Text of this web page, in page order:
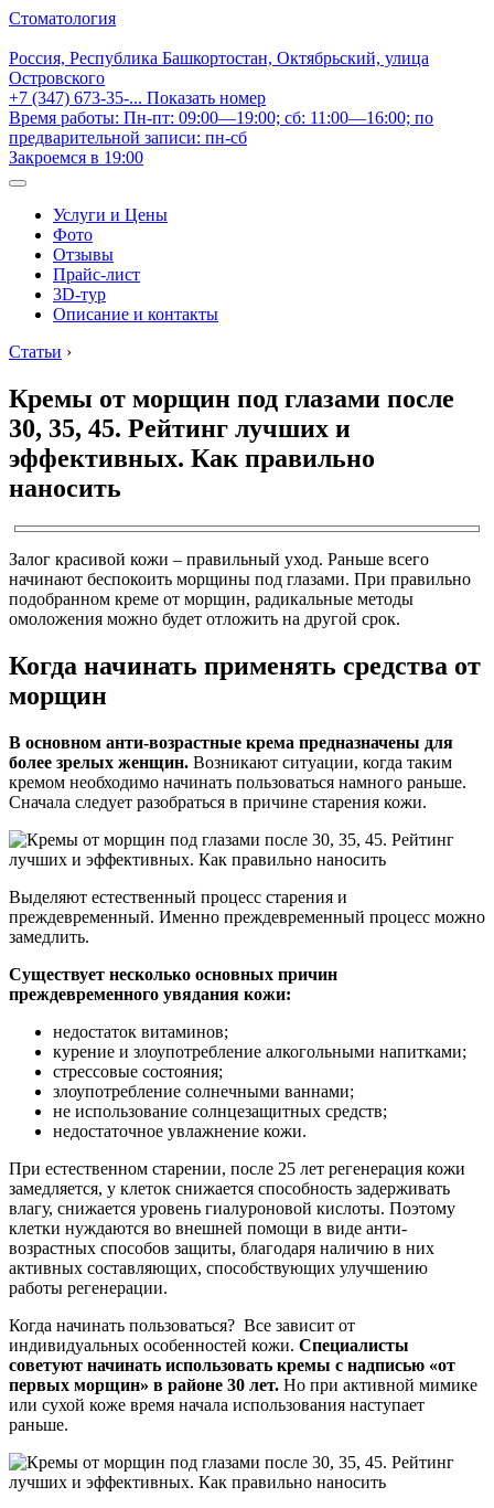
Стоматология
Россия, Республика Башкортостан, Октябрьский, улица
Островского
+7 (347) 673-35-... Показать номер
Время работы: Пн-пт: 09:00—19:00; сб: 11:00—16:00; по
предварительной записи: пн-сб
Закроемся в 19:00
Услуги и Цены
Фото
Отзывы
Прайс-лист
3D-тур
Описание и контакты
Статьи ›
Кремы от морщин под глазами после
30, 35, 45. Рейтинг лучших и
эффективных. Как правильно
наносить
Залог красивой кожи – правильный уход. Раньше всего
начинают беспокоить морщины под глазами. При правильно
подобранном креме от морщин, радикальные методы
омоложения можно будет отложить на другой срок.
Когда начинать применять средства от
морщин
В основном анти-возрастные крема предназначены для
более зрелых женщин. Возникают ситуации, когда таким
кремом необходимо начинать пользоваться намного раньше.
Сначала следует разобраться в причине старения кожи.
Выделяют естественный процесс старения и
преждевременный. Именно преждевременный процесс можно
замедлить.
Существует несколько основных причин
преждевременного увядания кожи:
недостаток витаминов;
курение и злоупотребление алкогольными напитками;
стрессовые состояния;
злоупотребление солнечными ваннами;
не использование солнцезащитных средств;
недостаточное увлажнение кожи.
При естественном старении, после 25 лет регенерация кожи
замедляется, у клеток снижается способность задерживать
влагу, снижается уровень гиалуроновой кислоты. Поэтому
клетки нуждаются во внешней помощи в виде анти-
возрастных способов защиты, благодаря наличию в них
активных составляющих, способствующих улучшению
работы регенерации.
Когда начинать пользоваться? Все зависит от
индивидуальных особенностей кожи. Специалисты
советуют начинать использовать кремы с надписью «от
первых морщин» в районе 30 лет. Но при активной мимике
или сухой коже время начала использования наступает
раньше.